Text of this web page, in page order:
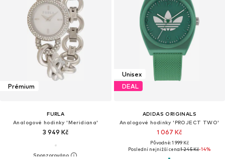
Prémium
FURLA
Analogové hodinky 'Meridiana'
3 949 Kč
Unisex
DEAL
ADIDAS ORIGINALS
Analogové hodinky 'PROJECT TWO'
1 067 Kč
Původně: 1 999 Kč
Poslední nejnižší cena:1 245 Kč-14%